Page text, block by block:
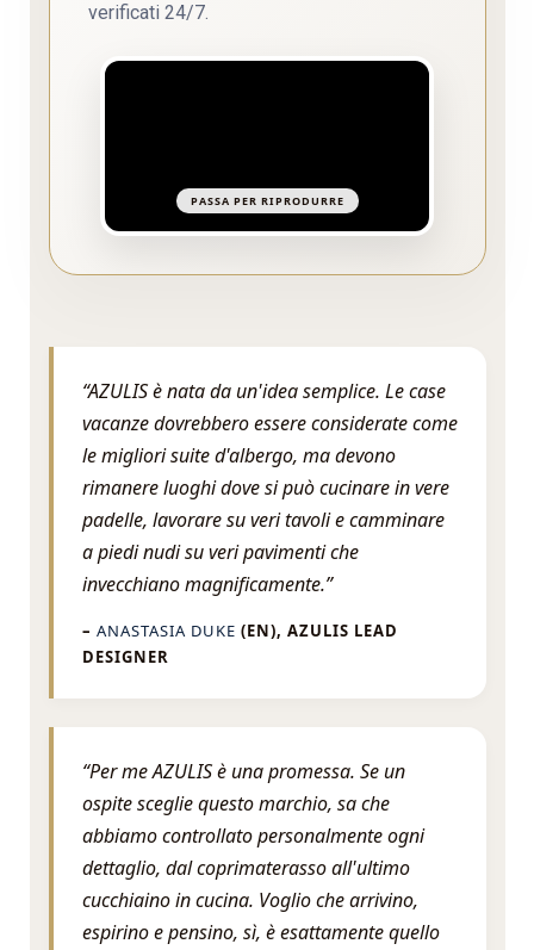
verificati 24/7.
PASSA PER RIPRODURRE
“AZULIS è nata da un'idea semplice. Le case
vacanze dovrebbero essere considerate come
le migliori suite d'albergo, ma devono
rimanere luoghi dove si può cucinare in vere
padelle, lavorare su veri tavoli e camminare
a piedi nudi su veri pavimenti che
invecchiano magnificamente.”
– ANASTASIA DUKE (EN), AZULIS LEAD
DESIGNER
“Per me AZULIS è una promessa. Se un
ospite sceglie questo marchio, sa che
abbiamo controllato personalmente ogni
dettaglio, dal coprimaterasso all'ultimo
cucchiaino in cucina. Voglio che arrivino,
espirino e pensino, sì, è esattamente quello